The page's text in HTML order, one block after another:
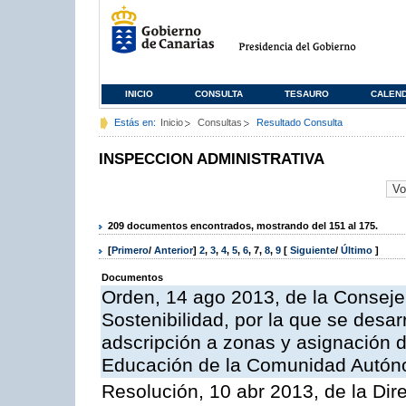
INICIO CONSULTA TESAURO
Estás en: Inicio Consultas Resultado Consulta
INSPECCION ADMINISTRATIVA
209 documentos encontrados, mostrando del 151 al 175.
[Primero/ Anterior] 2, 3, 4, 5, 6, 7, 8, 9 [ Siguiente/ Último ]
Documentos
Orden, 14 ago 2013, de la
Sostenibilidad, por la que se
adscripción a zonas y asignación
Educación de la Comunidad
Resolución, 10 abr 2013, de la